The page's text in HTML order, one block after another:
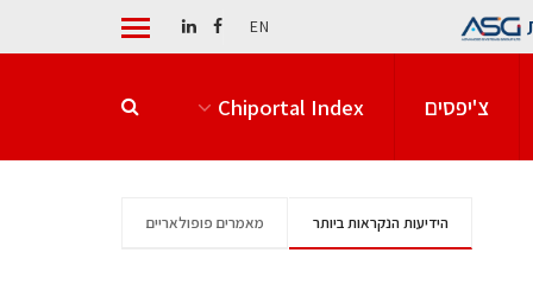
EN
צ'יפסים Chiportal Index
הידיעות הנקראות ביותר מאמרים פופולאריים